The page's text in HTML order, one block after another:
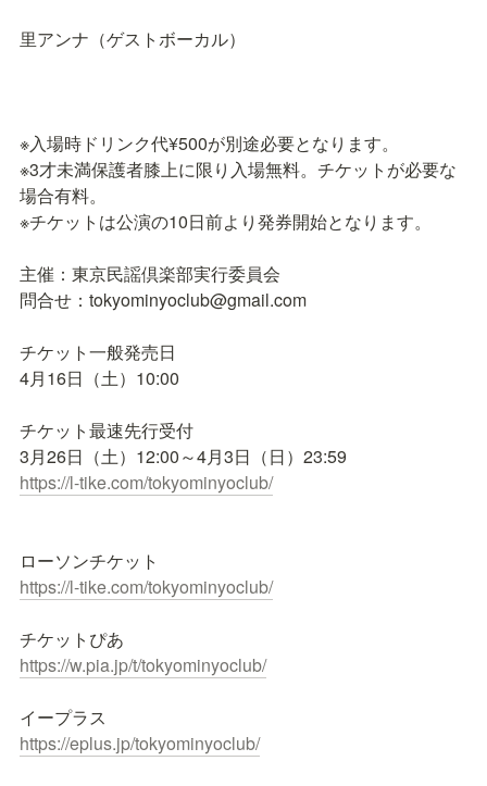
里アンナ（ゲストボーカル）
※入場時ドリンク代¥500が別途必要となります。
※3才未満保護者膝上に限り入場無料。チケットが必要な
場合有料。
※チケットは公演の10日前より発券開始となります。
主催：東京民謡倶楽部実行委員会
問合せ：tokyominyoclub@gmail.com
チケット一般発売日
4月16日（土）10:00
チケット最速先行受付
https://l-tike.com/tokyominyoclub/
https://l-tike.com/tokyominyoclub/
https://w.pia.jp/t/tokyominyoclub/
https://eplus.jp/tokyominyoclub/